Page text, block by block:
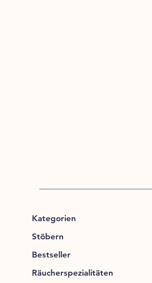
Kategorien
Stöbern
Bestseller
Räucherspezialitäten